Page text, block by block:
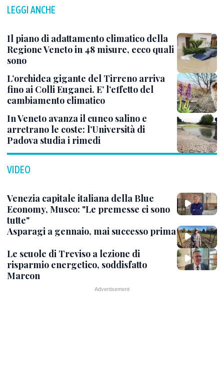
LEGGI ANCHE
Il piano di adattamento climatico della
Regione Veneto in 48 misure, ecco quali
sono
L’orchidea gigante del Tirreno arriva
fino ai Colli Euganei. E’ l’effetto del
cambiamento climatico
In Veneto avanza il cuneo salino e
arretrano le coste: l’Università di
Padova studia i rimedi
VIDEO
Venezia capitale italiana della Blue
Economy, Musco: "Le premesse ci sono
tutte"
Asparagi a gennaio, mai successo prima
Le scuole di Treviso a lezione di
risparmio energetico, soddisfatto
Marcon